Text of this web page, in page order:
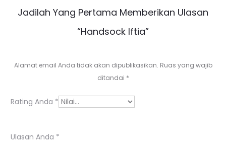
U
s
n
Jadilah Yang Pertama Memberikan Ulasan
“Handsock Iftia”
Alamat email Anda tidak akan dipublikasikan. Ruas yang wajib
ditandai *
Rating Anda *
Ulasan Anda *